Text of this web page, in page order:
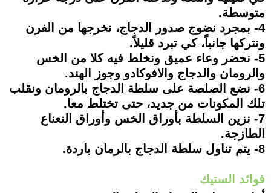
متوسطة.
4- بمجرد نضوج صدور الدجاج، نخرجها من الفرن
ونتركها جانباً، كي تبرد قليلاً.
5- نحضر وعاء عميق ونخلط فيه كلا من الخس
والرومان والدجاج والافوكادو وجوز الهند.
6- نضع الصلصة على سلطة الدجاج بالرومان ونقلب
تلك المكونات من جديد، حتى تختلط معا.
7- نزين السلطة بأوراق الخس وأوراق النعناع
الطازجة.
8- يتم تناول سلطة الدجاج بالرمان باردة.
فوائد الستيك